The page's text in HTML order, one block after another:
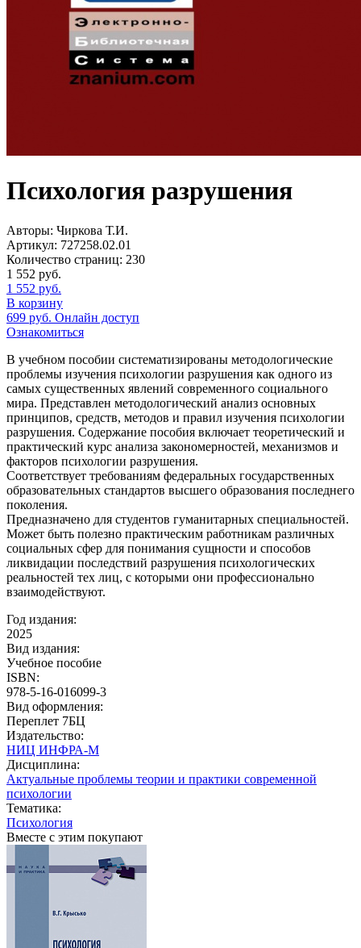
Психология разрушения
Авторы: Чиркова Т.И.
Артикул: 727258.02.01
Количество страниц: 230
1 552 руб.
1 552 руб.
В корзину
699 руб. Онлайн доступ
Ознакомиться
В учебном пособии систематизированы методологические
проблемы изучения психологии разрушения как одного из
самых существенных явлений современного социального
мира. Представлен методологический анализ основных
принципов, средств, методов и правил изучения психологии
разрушения. Содержание пособия включает теоретический и
практический курс анализа закономерностей, механизмов и
факторов психологии разрушения.
Соответствует требованиям федеральных государственных
образовательных стандартов высшего образования последнего
поколения.
Предназначено для студентов гуманитарных специальностей.
Может быть полезно практическим работникам различных
социальных сфер для понимания сущности и способов
ликвидации последствий разрушения психологических
реальностей тех лиц, с которыми они профессионально
взаимодействуют.
Год издания:
2025
Вид издания:
Учебное пособие
ISBN:
978-5-16-016099-3
Вид оформления:
Переплет 7БЦ
Издательство:
НИЦ ИНФРА-М
Дисциплина:
Актуальные проблемы теории и практики современной
психологии
Тематика:
Психология
Вместе с этим покупают